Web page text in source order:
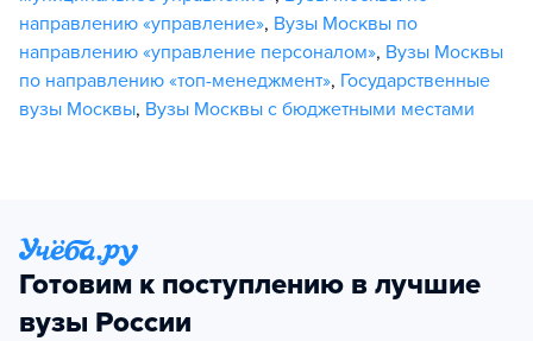
направлению «управление», Вузы Москвы по
направлению «управление персоналом», Вузы Москвы
по направлению «топ-менеджмент», Государственные
вузы Москвы, Вузы Москвы с бюджетными местами
Готовим к поступлению в лучшие
вузы России